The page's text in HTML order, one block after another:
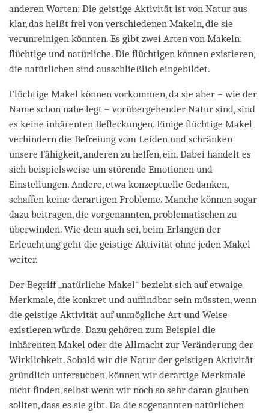
anderen Worten: Die geistige Aktivität ist von Natur aus
klar, das heißt frei von verschiedenen Makeln, die sie
verunreinigen könnten. Es gibt zwei Arten von Makeln:
flüchtige und natürliche. Die flüchtigen können existieren,
die natürlichen sind ausschließlich eingebildet.
Flüchtige Makel können vorkommen, da sie aber – wie der
Name schon nahe legt – vorübergehender Natur sind, sind
es keine inhärenten Befleckungen. Einige flüchtige Makel
verhindern die Befreiung vom Leiden und schränken
unsere Fähigkeit, anderen zu helfen, ein. Dabei handelt es
sich beispielsweise um störende Emotionen und
Einstellungen. Andere, etwa konzeptuelle Gedanken,
schaffen keine derartigen Probleme. Manche können sogar
dazu beitragen, die vorgenannten, problematischen zu
überwinden. Wie dem auch sei, beim Erlangen der
Erleuchtung geht die geistige Aktivität ohne jeden Makel
weiter.
Der Begriff „natürliche Makel“ bezieht sich auf etwaige
Merkmale, die konkret und auffindbar sein müssten, wenn
die geistige Aktivität auf unmögliche Art und Weise
existieren würde. Dazu gehören zum Beispiel die
inhärenten Makel oder die Allmacht zur Veränderung der
Wirklichkeit. Sobald wir die Natur der geistigen Aktivität
gründlich untersuchen, können wir derartige Merkmale
nicht finden, selbst wenn wir noch so sehr daran glauben
sollten, dass es sie gibt. Da die sogenannten natürlichen